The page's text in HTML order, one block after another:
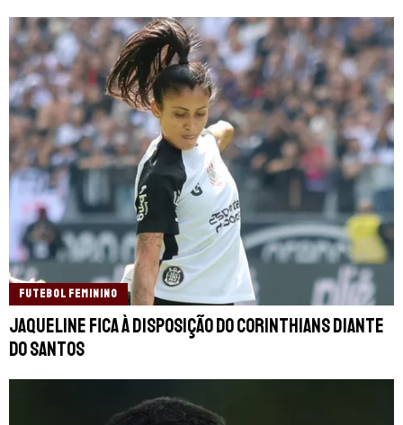
FUTEBOL FEMININO
Jaqueline fica à disposição do Corinthians diante
do Santos